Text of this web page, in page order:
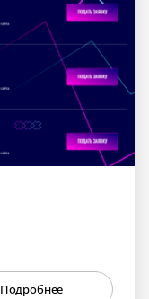
Подробнее